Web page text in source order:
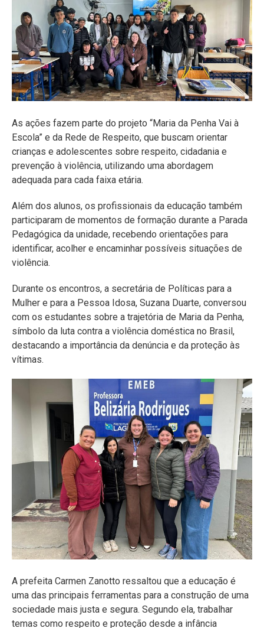
As ações fazem parte do projeto “Maria da Penha Vai à
Escola” e da Rede de Respeito, que buscam orientar
crianças e adolescentes sobre respeito, cidadania e
prevenção à violência, utilizando uma abordagem
adequada para cada faixa etária.
Além dos alunos, os profissionais da educação também
participaram de momentos de formação durante a Parada
Pedagógica da unidade, recebendo orientações para
identificar, acolher e encaminhar possíveis situações de
violência.
Durante os encontros, a secretária de Políticas para a
Mulher e para a Pessoa Idosa, Suzana Duarte, conversou
com os estudantes sobre a trajetória de Maria da Penha,
símbolo da luta contra a violência doméstica no Brasil,
destacando a importância da denúncia e da proteção às
vítimas.
A prefeita Carmen Zanotto ressaltou que a educação é
uma das principais ferramentas para a construção de uma
sociedade mais justa e segura. Segundo ela, trabalhar
temas como respeito e proteção desde a infância